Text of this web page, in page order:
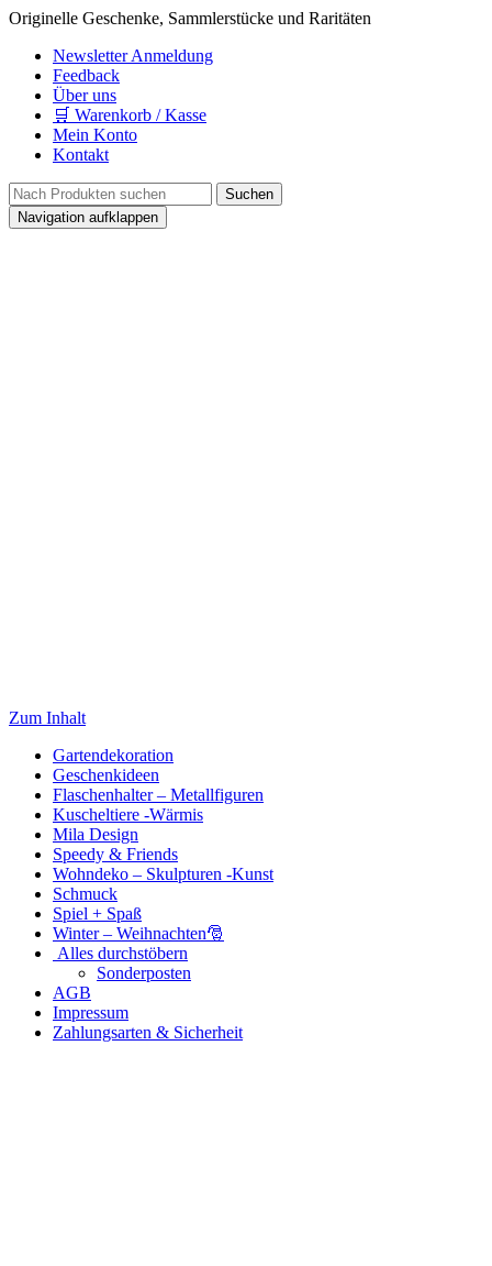
Originelle Geschenke, Sammlerstücke und Raritäten
Newsletter Anmeldung
Feedback
Über uns
🛒 Warenkorb / Kasse
Mein Konto
Kontakt
Navigation aufklappen
Zum Inhalt
Gartendekoration
Geschenkideen
Flaschenhalter – Metallfiguren
Kuscheltiere -Wärmis
Mila Design
Speedy & Friends
Wohndeko – Skulpturen -Kunst
Schmuck
Spiel + Spaß
Winter – Weihnachten🎅
Alles durchstöbern
Sonderposten
AGB
Impressum
Zahlungsarten & Sicherheit